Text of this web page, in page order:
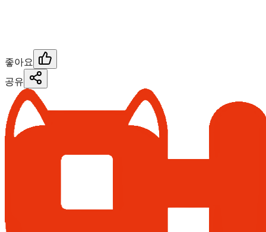
좋아요
공유